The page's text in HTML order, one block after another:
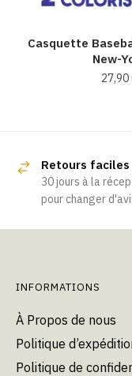
Casquette
New-
27,90
Retours faciles
30 jours à la
pour changer
INFORMATIONS
À Propos de nous
Politique
Politique de